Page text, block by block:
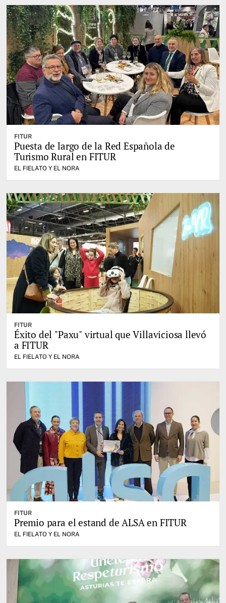
FITUR
Puesta de largo de la Red Española de
Turismo Rural en FITUR
EL FIELATO Y EL NORA
FITUR
Éxito del "Paxu" virtual que Villaviciosa llevó
a FITUR
EL FIELATO Y EL NORA
FITUR
Premio para el estand de ALSA en FITUR
EL FIELATO Y EL NORA